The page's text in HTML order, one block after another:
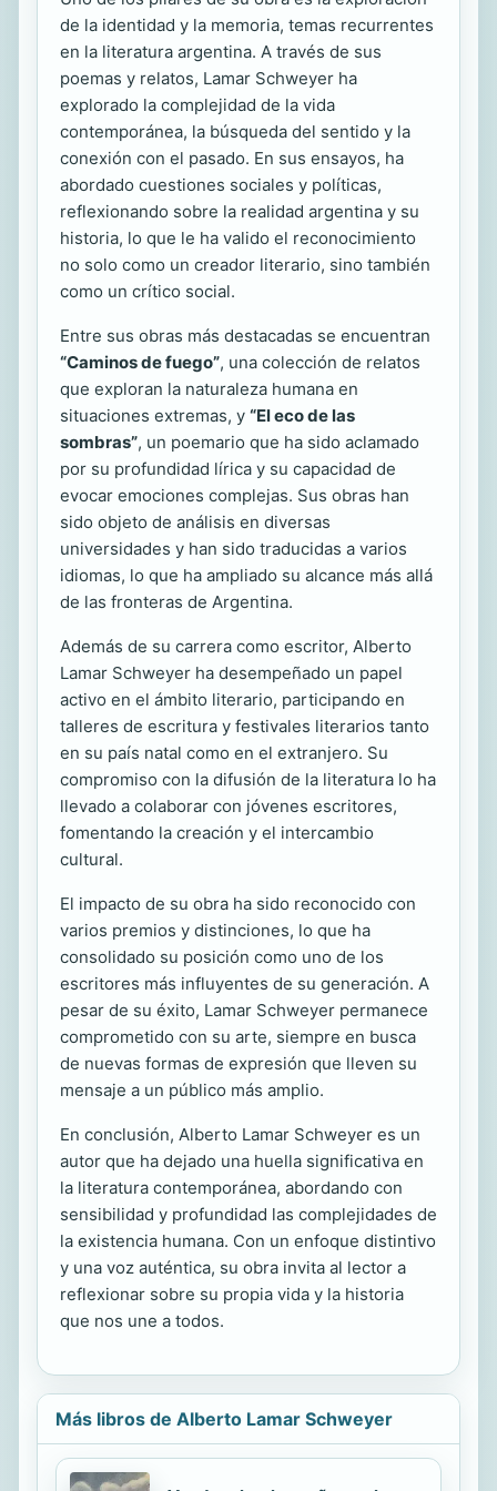
de la identidad y la memoria, temas recurrentes
en la literatura argentina. A través de sus
poemas y relatos, Lamar Schweyer ha
explorado la complejidad de la vida
contemporánea, la búsqueda del sentido y la
conexión con el pasado. En sus ensayos, ha
abordado cuestiones sociales y políticas,
reflexionando sobre la realidad argentina y su
historia, lo que le ha valido el reconocimiento
no solo como un creador literario, sino también
como un crítico social.
Entre sus obras más destacadas se encuentran
“Caminos de fuego”, una colección de relatos
que exploran la naturaleza humana en
situaciones extremas, y “El eco de las
sombras”, un poemario que ha sido aclamado
por su profundidad lírica y su capacidad de
evocar emociones complejas. Sus obras han
sido objeto de análisis en diversas
universidades y han sido traducidas a varios
idiomas, lo que ha ampliado su alcance más allá
de las fronteras de Argentina.
Además de su carrera como escritor, Alberto
Lamar Schweyer ha desempeñado un papel
activo en el ámbito literario, participando en
talleres de escritura y festivales literarios tanto
en su país natal como en el extranjero. Su
compromiso con la difusión de la literatura lo ha
llevado a colaborar con jóvenes escritores,
fomentando la creación y el intercambio
cultural.
El impacto de su obra ha sido reconocido con
varios premios y distinciones, lo que ha
consolidado su posición como uno de los
escritores más influyentes de su generación. A
pesar de su éxito, Lamar Schweyer permanece
comprometido con su arte, siempre en busca
de nuevas formas de expresión que lleven su
mensaje a un público más amplio.
En conclusión, Alberto Lamar Schweyer es un
autor que ha dejado una huella significativa en
la literatura contemporánea, abordando con
sensibilidad y profundidad las complejidades de
la existencia humana. Con un enfoque distintivo
y una voz auténtica, su obra invita al lector a
reflexionar sobre su propia vida y la historia
que nos une a todos.
Más libros de Alberto Lamar Schweyer